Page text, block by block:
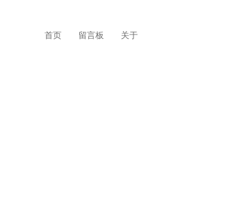
首页 留言板 关于